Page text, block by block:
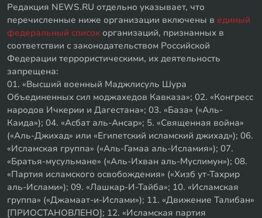
Редакция NEWS.RU отдельно указывает, что
перечисленные ниже организации включены в единый
федеральный список организаций, признанных в
соответствии с законодательством Российской
Федерации террористическими, их деятельность
запрещена:
01. «Высший военный Маджлисуль Шура
Объединенных сил моджахедов Кавказа»; 02. «Конгресс
народов Ичкерии и Дагестана»; 03. «База» («Аль-
Каида»); 04. «Асбат аль-Ансар»; 5. «Священная война»
(«Аль-Джихад» или «Египетский исламский джихад»); 06.
«Исламская группа» («Аль-Гамаа аль-Исламия»); 07.
«Братья-мусульмане» («Аль-Ихван аль-Муслимун»); 08.
«Партия исламского освобождения» («Хизб ут-Тахрир
аль-Ислами»); 09. «Лашкар-И-Тайба»; 10. «Исламская
группа» («Джамаат-и-Ислами»); 11. «Движение Талибан»
[ПРИОСТАНОВЛЕНО]; 12. «Исламская партия